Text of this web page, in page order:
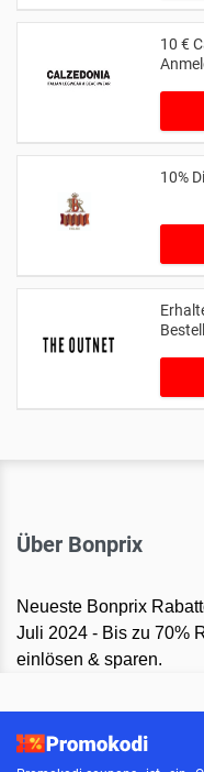
10 €
10%
Über Bonprix
Neueste Bonprix
Juli 2024 - Bis zu 70%
einlösen & sparen.